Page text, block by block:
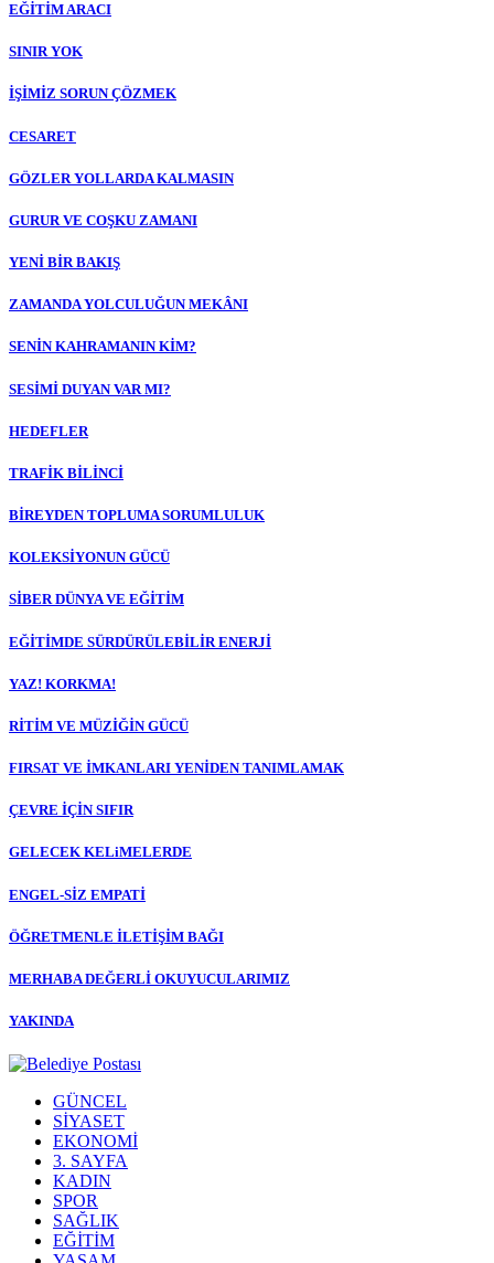
EĞİTİM ARACI
SINIR YOK
İŞİMİZ SORUN ÇÖZMEK
CESARET
GÖZLER YOLLARDA KALMASIN
GURUR VE COŞKU ZAMANI
YENİ BİR BAKIŞ
ZAMANDA YOLCULUĞUN MEKÂNI
SENİN KAHRAMANIN KİM?
SESİMİ DUYAN VAR MI?
HEDEFLER
TRAFİK BİLİNCİ
BİREYDEN TOPLUMA SORUMLULUK
KOLEKSİYONUN GÜCÜ
SİBER DÜNYA VE EĞİTİM
EĞİTİMDE SÜRDÜRÜLEBİLİR ENERJİ
YAZ! KORKMA!
RİTİM VE MÜZİĞİN GÜCÜ
FIRSAT VE İMKANLARI YENİDEN TANIMLAMAK
ÇEVRE İÇİN SIFIR
GELECEK KELiMELERDE
ENGEL-SİZ EMPATİ
ÖĞRETMENLE İLETİŞİM BAĞI
MERHABA DEĞERLİ OKUYUCULARIMIZ
YAKINDA
GÜNCEL
SİYASET
EKONOMİ
3. SAYFA
KADIN
SPOR
SAĞLIK
EĞİTİM